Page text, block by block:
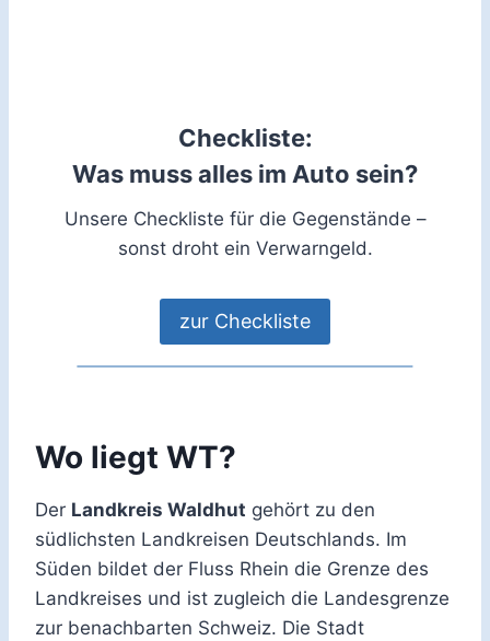
Checkliste:
Was muss alles im Auto sein?
Unsere Checkliste für die Gegenstände –
sonst droht ein Verwarngeld.
zur Checkliste
Wo liegt WT?
Der Landkreis Waldhut gehört zu den
südlichsten Landkreisen Deutschlands. Im
Süden bildet der Fluss Rhein die Grenze des
Landkreises und ist zugleich die Landesgrenze
zur benachbarten Schweiz. Die Stadt